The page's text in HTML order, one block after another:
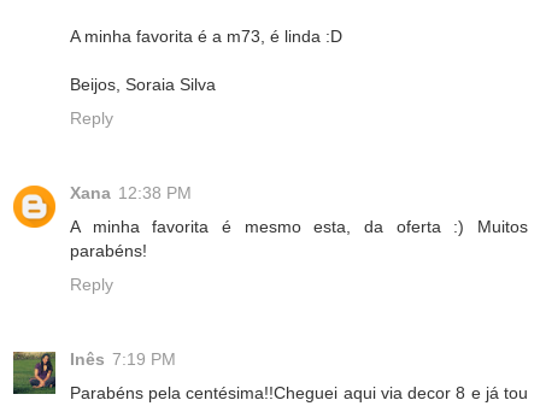
A minha favorita é a m73, é linda :D
Beijos, Soraia Silva
Reply
Xana 12:38 PM
A minha favorita é mesmo esta, da oferta :) Muitos
parabéns!
Reply
Inês 7:19 PM
Parabéns pela centésima!!Cheguei aqui via decor 8 e já tou